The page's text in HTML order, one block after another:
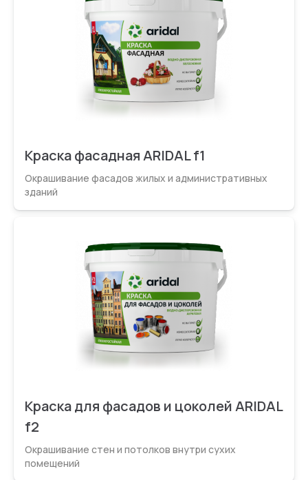
Краска фасадная ARIDAL f1
Окрашивание фасадов жилых и администрати­вных
зданий
Краска для фасадов и цоколей ARIDAL
f2
Окрашивание стен и потолков внутри сухих
помещений